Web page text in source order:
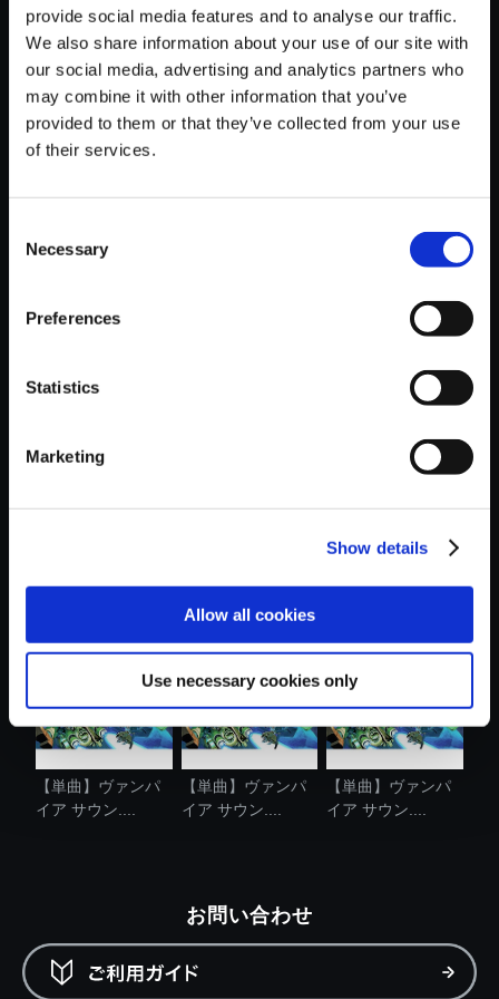
provide social media features and to analyse our traffic.
We also share information about your use of our site with
our social media, advertising and analytics partners who
may combine it with other information that you’ve
provided to them or that they’ve collected from your use
of their services.
Selection
Necessary
Preferences
Statistics
Marketing
Show details
Allow all cookies
Use necessary cookies only
【単曲】ヴァンパイア サウンド
BOX ZABEL Ending Theme.2
150円
おすすめ商品
イア サウン....
イア サウン....
イア サウン....
【単曲】ヴァンパ
イア サウン....
【単曲】ヴァンパ
イア サウン....
【単曲】ヴァンパ
イア サウン....
お問い合わせ